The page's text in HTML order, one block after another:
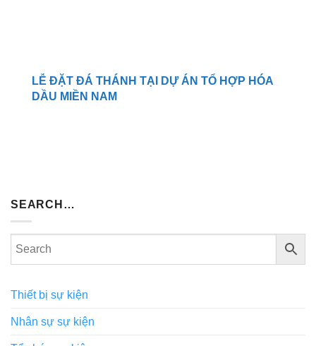
LỄ ĐẶT ĐÁ THÁNH TẠI DỰ ÁN TỔ HỢP HÓA
DẦU MIỀN NAM
SEARCH…
Thiết bị sự kiện
Nhân sự sự kiện